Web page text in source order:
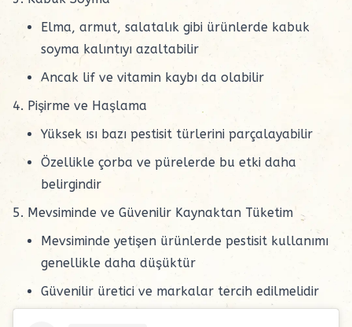
Elma, armut, salatalık gibi ürünlerde kabuk
soyma kalıntıyı azaltabilir
Ancak lif ve vitamin kaybı da olabilir
4. Pişirme ve Haşlama
Yüksek ısı bazı pestisit türlerini parçalayabilir
Özellikle çorba ve pürelerde bu etki daha
belirgindir
5. Mevsiminde ve Güvenilir Kaynaktan Tüketim
Mevsiminde yetişen ürünlerde pestisit kullanımı
genellikle daha düşüktür
Güvenilir üretici ve markalar tercih edilmelidir